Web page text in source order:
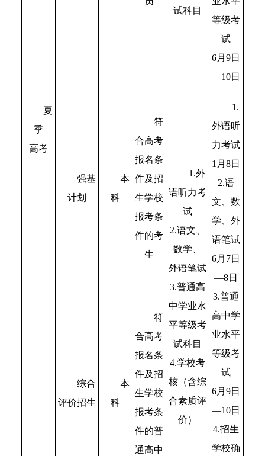
夏
季
高考
试科目
等级考
试
6月9日
—10日
强基
计划
本
科
符
合高考
报名条
件及招
生学校
报考条
件的考
生
1.外
语听力考
试
2.语文、
数学、
外语笔试
3.普通高
中学业水
平等级考
试科目
4.学校考
核（含综
合素质评
价）
1.
外语听
力考试
1月8日
2.语
文、数
学、外
语笔试
6月7日
—8日
3.普通
高中学
业水平
等级考
试
6月9日
—10日
4.招生
学校确
综合
评价招生
本
科
符
合高考
报名条
件及招
生学校
报考条
件的普
通高中